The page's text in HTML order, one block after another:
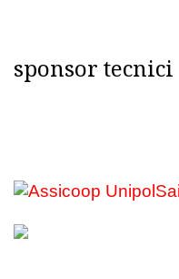
sponsor tecnici